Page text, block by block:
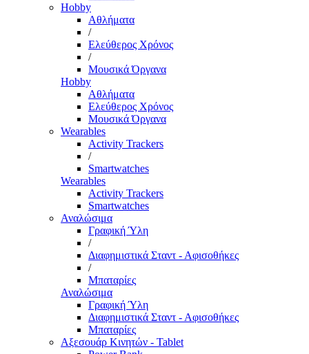
Hobby
Αθλήματα
/
Ελεύθερος Χρόνος
/
Μουσικά Όργανα
Hobby
Αθλήματα
Ελεύθερος Χρόνος
Μουσικά Όργανα
Wearables
Activity Trackers
/
Smartwatches
Wearables
Activity Trackers
Smartwatches
Αναλώσιμα
Γραφική Ύλη
/
Διαφημιστικά Σταντ - Αφισοθήκες
/
Μπαταρίες
Αναλώσιμα
Γραφική Ύλη
Διαφημιστικά Σταντ - Αφισοθήκες
Μπαταρίες
Αξεσουάρ Κινητών - Tablet